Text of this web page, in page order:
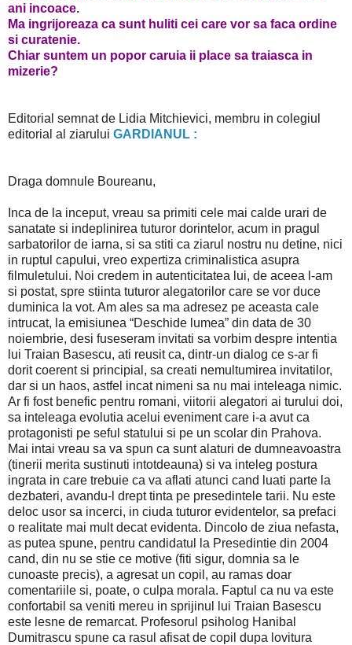
ani incoace.
Ma ingrijoreaza ca sunt huliti cei care vor sa faca ordine
si curatenie.
Chiar suntem un popor caruia ii place sa traiasca in
mizerie?
Editorial semnat de Lidia Mitchievici, membru in colegiul
editorial al ziarului GARDIANUL :
Draga domnule Boureanu,
Inca de la inceput, vreau sa primiti cele mai calde urari de
sanatate si indeplinirea tuturor dorintelor, acum in pragul
sarbatorilor de iarna, si sa stiti ca ziarul nostru nu detine, nici
in ruptul capului, vreo expertiza criminalistica asupra
filmuletului. Noi credem in autenticitatea lui, de aceea l-am
si postat, spre stiinta tuturor alegatorilor care se vor duce
duminica la vot. Am ales sa ma adresez pe aceasta cale
intrucat, la emisiunea “Deschide lumea” din data de 30
noiembrie, desi fuseseram invitati sa vorbim despre intentia
lui Traian Basescu, ati reusit ca, dintr-un dialog ce s-ar fi
dorit coerent si principial, sa creati nemultumirea invitatilor,
dar si un haos, astfel incat nimeni sa nu mai inteleaga nimic.
Ar fi fost benefic pentru romani, viitorii alegatori ai turului doi,
sa inteleaga evolutia acelui eveniment care i-a avut ca
protagonisti pe seful statului si pe un scolar din Prahova.
Mai intai vreau sa va spun ca sunt alaturi de dumneavoastra
(tinerii merita sustinuti intotdeauna) si va inteleg postura
ingrata in care trebuie ca va aflati atunci cand luati parte la
dezbateri, avandu-l drept tinta pe presedintele tarii. Nu este
deloc usor sa incerci, in ciuda tuturor evidentelor, sa prefaci
o realitate mai mult decat evidenta. Dincolo de ziua nefasta,
as putea spune, pentru candidatul la Presedintie din 2004
cand, din nu se stie ce motive (fiti sigur, domnia sa le
cunoaste precis), a agresat un copil, au ramas doar
comentariile si, poate, o culpa morala. Faptul ca nu va este
confortabil sa veniti mereu in sprijinul lui Traian Basescu
este lesne de remarcat. Profesorul psiholog Hanibal
Dumitrascu spune ca rasul afisat de copil dupa lovitura